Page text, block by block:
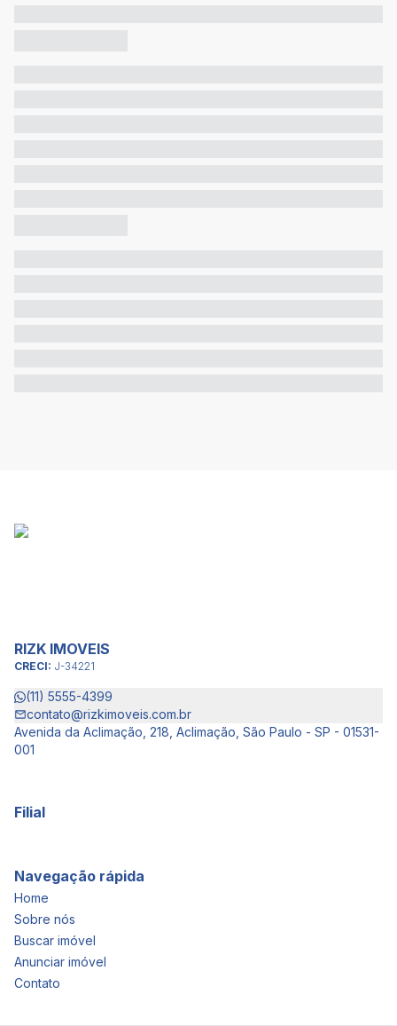
RIZK IMOVEIS
CRECI: J-34221
(11) 5555-4399
contato@rizkimoveis.com.br
Avenida da Aclimação, 218, Aclimação, São Paulo - SP - 01531-
001
Filial
Navegação rápida
Home
Sobre nós
Buscar imóvel
Anunciar imóvel
Contato